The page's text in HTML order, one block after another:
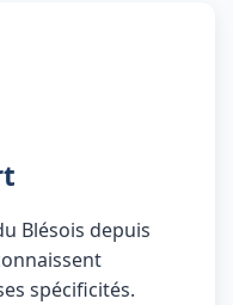
Blésois depuis
spécificités.